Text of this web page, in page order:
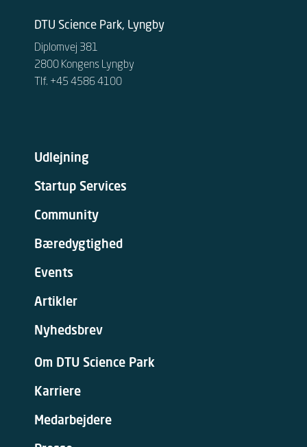
DTU Science Park, Lyngby
Diplomvej 381
2800 Kongens Lyngby
Tlf. +45 4586 4100
Udlejning
Startup Services
Community
Bæredygtighed
Events
Artikler
Nyhedsbrev
Om DTU Science Park
Karriere
Medarbejdere